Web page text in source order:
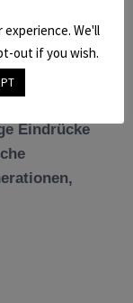
Liebe, der
Eindrücke
We'll
out if you wish.